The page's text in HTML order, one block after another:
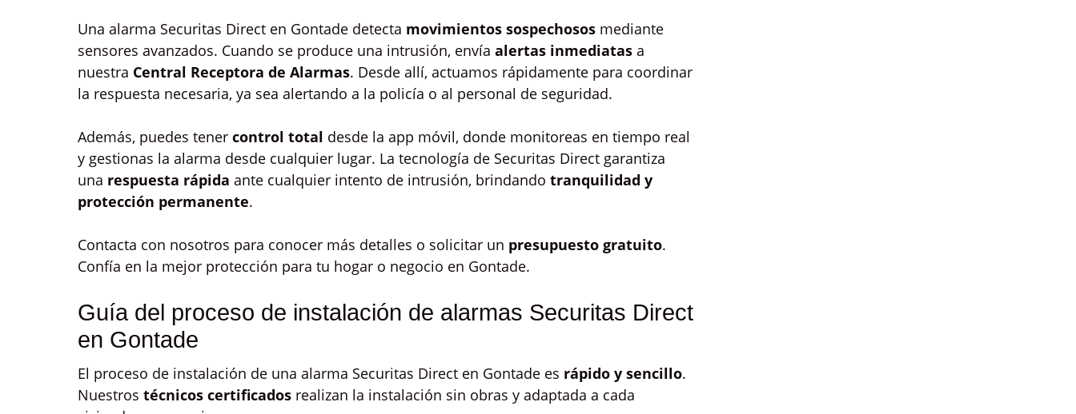
Una alarma Securitas Direct en Gontade detecta movimientos sospechosos mediante
sensores avanzados. Cuando se produce una intrusión, envía alertas inmediatas a
nuestra Central Receptora de Alarmas. Desde allí, actuamos rápidamente para coordinar
la respuesta necesaria, ya sea alertando a la policía o al personal de seguridad.
Además, puedes tener control total desde la app móvil, donde monitoreas en tiempo real
y gestionas la alarma desde cualquier lugar. La tecnología de Securitas Direct garantiza
una respuesta rápida ante cualquier intento de intrusión, brindando tranquilidad y
protección permanente.
Contacta con nosotros para conocer más detalles o solicitar un presupuesto gratuito.
Confía en la mejor protección para tu hogar o negocio en Gontade.
Guía del proceso de instalación de alarmas Securitas Direct
en Gontade
El proceso de instalación de una alarma Securitas Direct en Gontade es rápido y sencillo.
Nuestros técnicos certificados realizan la instalación sin obras y adaptada a cada